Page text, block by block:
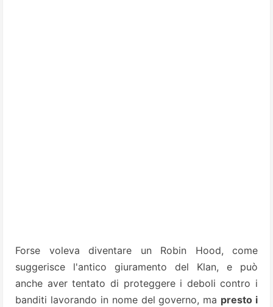
Forse voleva diventare un Robin Hood, come
suggerisce l'antico giuramento del Klan, e può
anche aver tentato di proteggere i deboli contro i
banditi lavorando in nome del governo, ma presto i